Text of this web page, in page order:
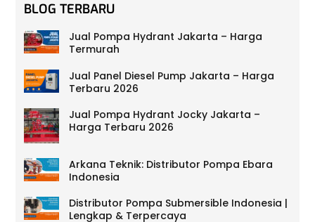
BLOG TERBARU
Jual Pompa Hydrant Jakarta – Harga
Termurah
Jual Panel Diesel Pump Jakarta – Harga
Terbaru 2026
Jual Pompa Hydrant Jocky Jakarta –
Harga Terbaru 2026
Arkana Teknik: Distributor Pompa Ebara
Indonesia
Distributor Pompa Submersible Indonesia |
Lengkap & Terpercaya